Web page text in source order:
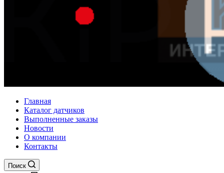
Главная
Каталог датчиков
Выполненные заказы
Новости
О компании
Контакты
Поиск